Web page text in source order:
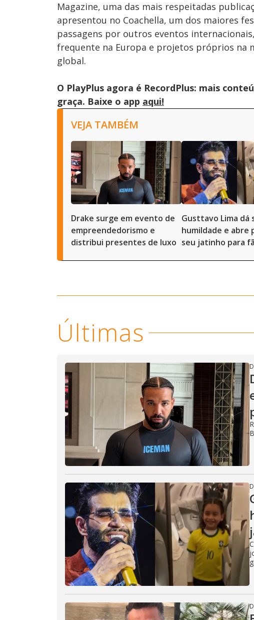
Magazine, uma das mais respeitadas
apresentou no Coachella, um dos maiores
passagens por outros eventos
frequente na Europa e projetos próprios na
global.
O PlayPlus agora é RecordPlus: mais
graça. Baixe o app aqui!
VEJA TAMBÉM
Drake surge em evento de
empreendedorismo e
distribui presentes de luxo
Gusttavo Lima dá
humildade e abre
seu jatinho para
Últimas